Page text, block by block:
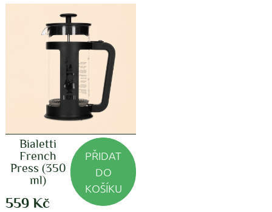
Bialetti
French
Press (350
ml)
559 Kč
PŘIDAT
DO
KOŠÍKU